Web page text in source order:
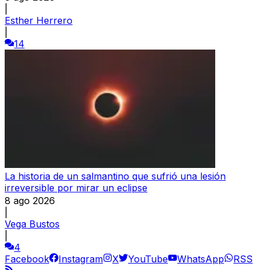
Esther Herrero
14
La historia de un salmantino que sufrió una lesión
irreversible por mirar un eclipse
8 ago 2026
Vega Bustos
4
Facebook
Instagram X YouTube WhatsApp RSS